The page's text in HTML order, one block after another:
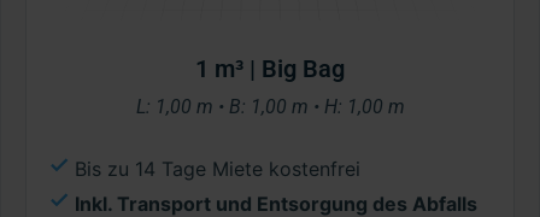
1 m³ | Big Bag
L: 1,00 m • B: 1,00 m • H: 1,00 m
Bis zu 14 Tage Miete kostenfrei
Inkl. Transport und Entsorgung des Abfalls